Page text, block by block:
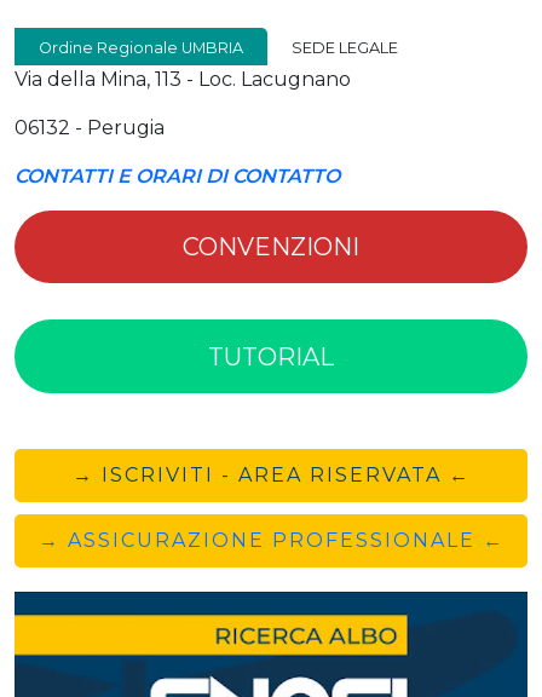
Ordine Regionale UMBRIA SEDE LEGALE
Via della Mina, 113 - Loc. Lacugnano
06132 - Perugia
CONTATTI E ORARI DI CONTATTO
CONVENZIONI
TUTORIAL
→ ISCRIVITI - AREA RISERVATA ←
→ ASSICURAZIONE PROFESSIONALE ←